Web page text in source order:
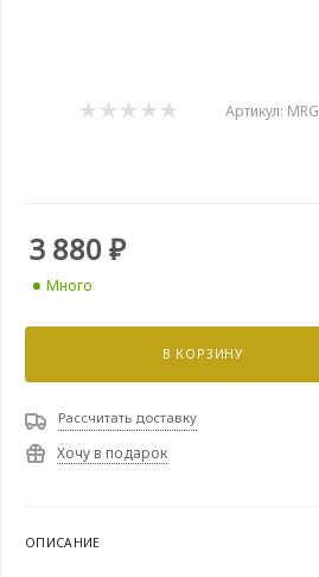
Артикул:
3 880₽
Много
В КОРЗИНУ
Рассчитать доставку
Хочу в подарок
ОПИСАНИЕ